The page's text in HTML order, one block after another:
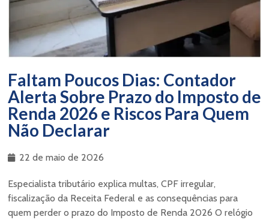
Faltam Poucos Dias: Contador
Alerta Sobre Prazo do Imposto de
Renda 2026 e Riscos Para Quem
Não Declarar
22 de maio de 2026
Especialista tributário explica multas, CPF irregular,
fiscalização da Receita Federal e as consequências para
quem perder o prazo do Imposto de Renda 2026 O relógio